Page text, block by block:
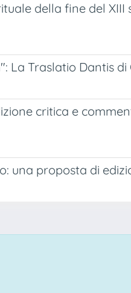
della fine del XIII
La Traslatio Dantis
critica e
una proposta di